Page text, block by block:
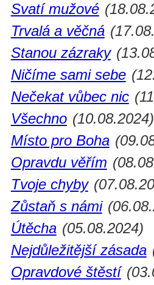
Svatí mužové
Trvalá a věčná
Stanou zázraky
Ničíme sami sebe
Nečekat vůbec nic
Všechno (10.08.2024)
Místo pro Boha
Opravdu věřím
Tvoje chyby
Zůstaň s námi
Útěcha (05.08.2024)
Nejdůležitější zásada
Opravdové štěstí